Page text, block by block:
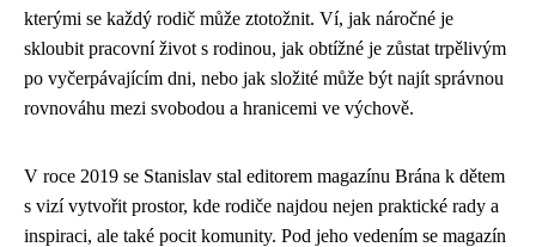
kterými se každý rodič může ztotožnit. Ví, jak náročné je
skloubit pracovní život s rodinou, jak obtížné je zůstat trpělivým
po vyčerpávajícím dni, nebo jak složité může být najít správnou
rovnováhu mezi svobodou a hranicemi ve výchově.
V roce 2019 se Stanislav stal editorem magazínu Brána k dětem
s vizí vytvořit prostor, kde rodiče najdou nejen praktické rady a
inspiraci, ale také pocit komunity. Pod jeho vedením se magazín